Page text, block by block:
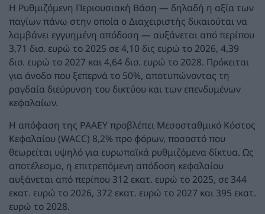
Η Ρυθμιζόμενη Περιουσιακή Βάση — δηλαδή η αξία των
παγίων πάνω στην οποία ο Διαχειριστής δικαιούται να
λαμβάνει εγγυημένη απόδοση — αυξάνεται από περίπου
3,71 δισ. ευρώ το 2025 σε 4,10 δις ευρώ το 2026, 4,39
δισ. ευρώ το 2027 και 4,64 δισ. ευρώ το 2028. Πρόκειται
για άνοδο που ξεπερνά το 50%, αποτυπώνοντας τη
ραγδαία διεύρυνση του δικτύου και των επενδυμένων
κεφαλαίων.
Η απόφαση της ΡΑΑΕΥ προβλέπει Μεσοσταθμικό Κόστος
Κεφαλαίου (WACC) 8,2% προ φόρων, ποσοστό που
θεωρείται υψηλό για ευρωπαϊκά ρυθμιζόμενα δίκτυα. Ως
αποτέλεσμα, η επιτρεπόμενη απόδοση κεφαλαίου
αυξάνεται από περίπου 312 εκατ. ευρώ το 2025, σε 344
εκατ. ευρώ το 2026, 372 εκατ. ευρώ το 2027 και 395 εκατ.
ευρώ το 2028.